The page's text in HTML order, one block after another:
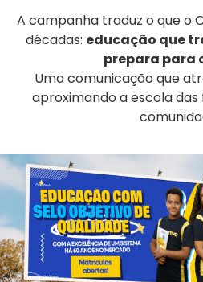
A campanha traduz o que o
décadas: educação que
prepara para
Uma comunicação que
aproximando a escola das